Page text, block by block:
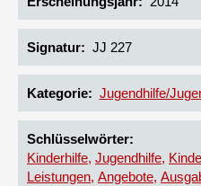
Signatur JJ 227
Kategorie Jugendhilfe/
Schlüsselwörter
Kinderhilfe Jugendhilfe
Leistungen Angebote